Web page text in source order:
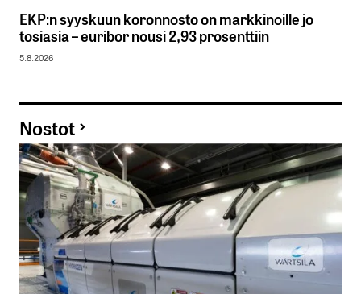
EKP:n syyskuun koronnosto on markkinoille jo
tosiasia – euribor nousi 2,93 prosenttiin
5.8.2026
Nostot